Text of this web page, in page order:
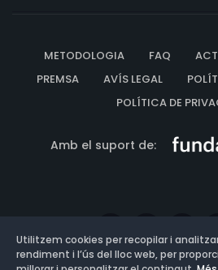
METODOLOGIA FAQ
PREMSA
AVÍS LEGAL
POLÍTICA DE
Amb el suport de:
Utilitzem cookies per recopilar i
rendiment i l’ús del lloc web, per